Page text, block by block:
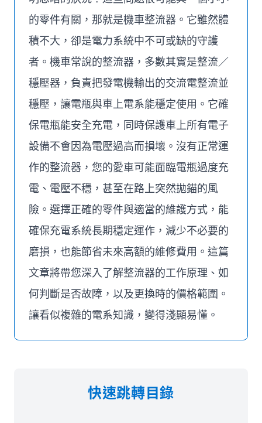
的零件有關，那就是機車整流器。它雖然體
積不大，卻是電力系統中不可或缺的守護
者。機車常說的整流器，多數其實是整流／
穩壓器，負責把發電機輸出的交流電整流並
穩壓，讓電瓶與車上電系能穩定使用。它確
保電瓶能安全充電，同時保護車上所有電子
設備不會因為電壓過高而損壞。沒有正常運
作的整流器，您的愛車可能面臨電瓶過度充
電、電壓不穩，甚至在路上突然拋錨的風
險。選擇正確的零件與適當的維護方式，能
確保充電系統長期穩定運作，減少不必要的
磨損，也能節省未來高額的維修費用。這篇
文章將帶您深入了解整流器的工作原理、如
何判斷是否故障，以及更換時的價格範圍。
讓看似複雜的電系知識，變得淺顯易懂。
快速跳轉目錄